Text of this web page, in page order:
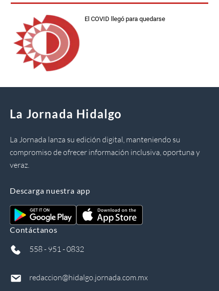
El COVID llegó para quedarse
La Jornada Hidalgo
La Jornada lanza su edición digital, manteniendo su
compromiso de ofrecer información inclusiva, oportuna y
veraz.
Descarga nuestra app
Contáctanos
558 - 951 - 0832
redaccion@hidalgo.jornada.com.mx